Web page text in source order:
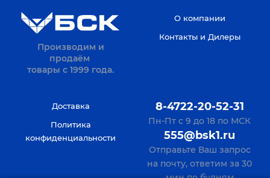
Производим и
продаём
товары с 1999 года.
О компании
Контакты и Дилеры
Доставка
Политика
конфиденциальности
8-4722-20-52-31
Пн-Пт с 9 до 18 по МСК
555@bsk1.ru
Отправьте Ваш запрос
на почту, ответим за 30